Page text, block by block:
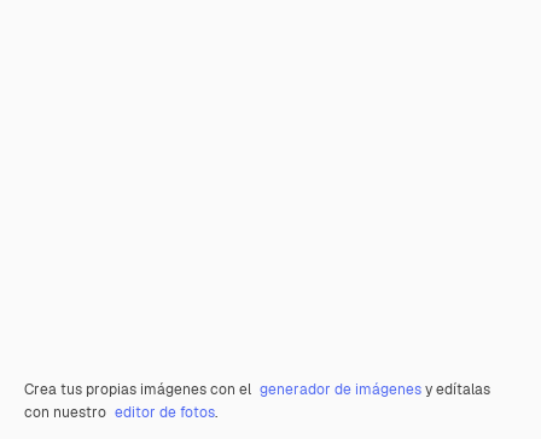
Crea tus propias imágenes con el generador de imágenesy edítalas
con nuestro editor de fotos.